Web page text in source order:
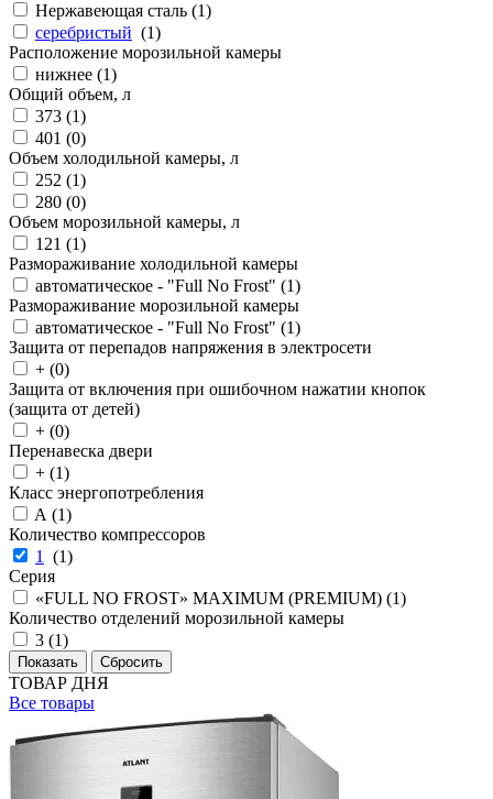
Нержавеющая сталь (1)
серебристый (1)
Расположение морозильной камеры
нижнее (1)
Общий объем, л
373 (1)
401 (0)
Объем холодильной камеры, л
252 (1)
280 (0)
Объем морозильной камеры, л
121 (1)
Размораживание холодильной камеры
автоматическое - "Full No Frost" (1)
Размораживание морозильной камеры
автоматическое - "Full No Frost" (1)
Защита от перепадов напряжения в электросети
+ (0)
Защита от включения при ошибочном нажатии кнопок
(защита от детей)
+ (0)
Перенавеска двери
+ (1)
Класс энергопотребления
A (1)
Количество компрессоров
1
(1)
Серия
«FULL NO FROST» MAXIMUM (PREMIUM) (1)
Количество отделений морозильной камеры
3 (1)
ТОВАР ДНЯ
Все товары